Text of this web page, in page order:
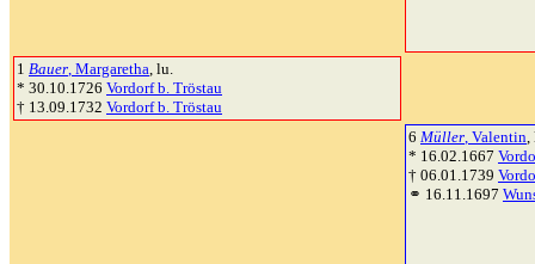
1 Bauer, Margaretha, lu.
* 30.10.1726 Vordorf b. Tröstau
† 13.09.1732 Vordorf b. Tröstau
6 Müller, Valentin,
* 16.02.1667
† 06.01.1739
⚭ 16.11.1697